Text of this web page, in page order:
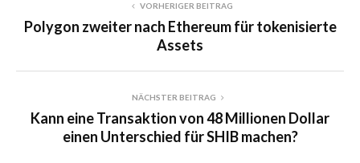
VORHERIGER BEITRAG
Polygon zweiter nach Ethereum für tokenisierte
Assets
NÄCHSTER BEITRAG
Kann eine Transaktion von 48 Millionen Dollar
einen Unterschied für SHIB machen?